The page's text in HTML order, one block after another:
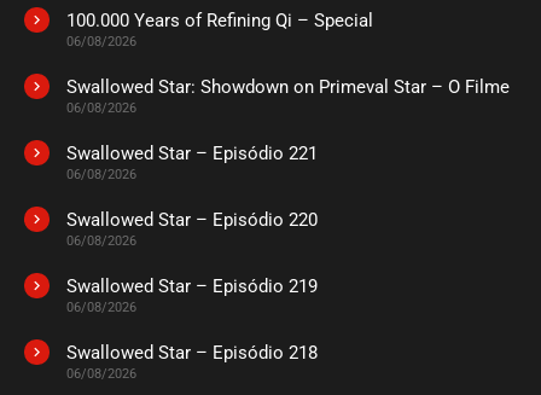
100.000 Years of Refining Qi – Special
06/08/2026
Swallowed Star: Showdown on Primeval Star – O Filme
06/08/2026
Swallowed Star – Episódio 221
06/08/2026
Swallowed Star – Episódio 220
06/08/2026
Swallowed Star – Episódio 219
06/08/2026
Swallowed Star – Episódio 218
06/08/2026